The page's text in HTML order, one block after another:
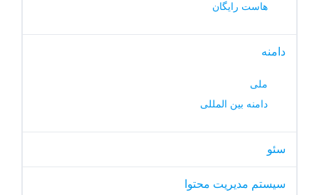
هاست رایگان
دامنه
ملی
دامنه بین المللی
سئو
سیستم مدیریت محتوا